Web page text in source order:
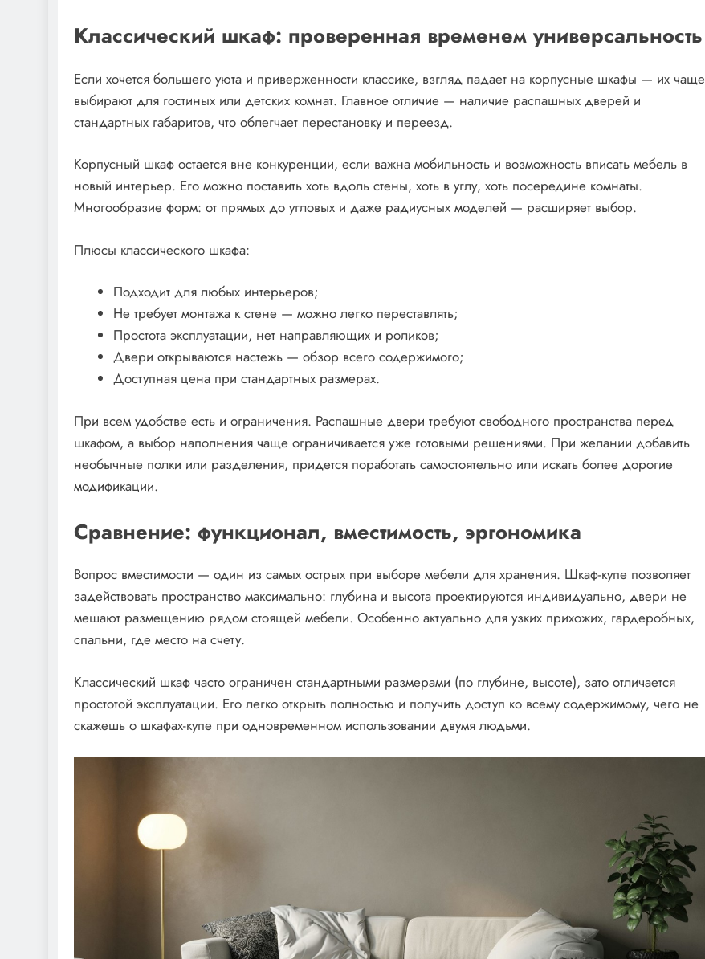
Классический шкаф: проверенная временем универсальность
Если хочется большего уюта и приверженности классике, взгляд падает на корпусные шкафы — их чаще
выбирают для гостиных или детских комнат. Главное отличие — наличие распашных дверей и
стандартных габаритов, что облегчает перестановку и переезд.
Корпусный шкаф остается вне конкуренции, если важна мобильность и возможность вписать мебель в
новый интерьер. Его можно поставить хоть вдоль стены, хоть в углу, хоть посередине комнаты.
Многообразие форм: от прямых до угловых и даже радиусных моделей — расширяет выбор.
Плюсы классического шкафа:
Подходит для любых интерьеров;
Не требует монтажа к стене — можно легко переставлять;
Простота эксплуатации, нет направляющих и роликов;
Двери открываются настежь — обзор всего содержимого;
Доступная цена при стандартных размерах.
При всем удобстве есть и ограничения. Распашные двери требуют свободного пространства перед
шкафом, а выбор наполнения чаще ограничивается уже готовыми решениями. При желании добавить
необычные полки или разделения, придется поработать самостоятельно или искать более дорогие
модификации.
Сравнение: функционал, вместимость, эргономика
Вопрос вместимости — один из самых острых при выборе мебели для хранения. Шкаф-купе позволяет
задействовать пространство максимально: глубина и высота проектируются индивидуально, двери не
мешают размещению рядом стоящей мебели. Особенно актуально для узких прихожих, гардеробных,
спальни, где место на счету.
Классический шкаф часто ограничен стандартными размерами (по глубине, высоте), зато отличается
простотой эксплуатации. Его легко открыть полностью и получить доступ ко всему содержимому, чего не
скажешь о шкафах-купе при одновременном использовании двумя людьми.